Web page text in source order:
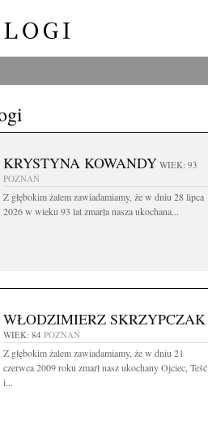
KRYSTYNA KOWANDY WIEK: 93
POZNAŃ
Z głębokim żalem zawiadamiamy, że w dniu 28 lipca
2026 w wieku 93 lat zmarła nasza ukochana...
WŁODZIMIERZ SKRZYPCZAK
WIEK: 84 POZNAŃ
Z głębokim żalem zawiadamiamy, że w dniu 21
czerwca 2009 roku zmarł nasz ukochany Ojciec, Teść
i...